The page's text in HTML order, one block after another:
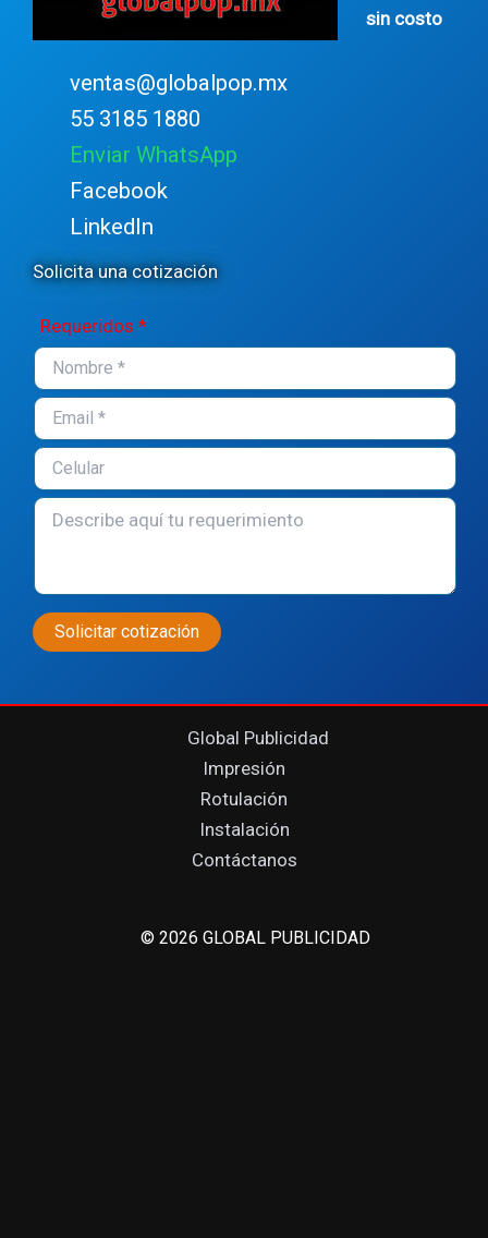
sin costo
ventas@globalpop.mx
55 3185 1880
Enviar WhatsApp
Facebook
LinkedIn
Solicita una cotización
Requeridos *
Global Publicidad
Impresión
Rotulación
Instalación
Contáctanos
© 2026 GLOBAL PUBLICIDAD